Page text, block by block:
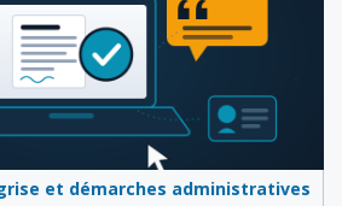
et démarches administratives